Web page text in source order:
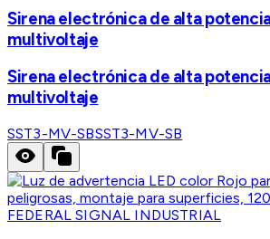
Sirena electrónica de alta
multivoltaje
Sirena electrónica de alta
multivoltaje
SST3-MV-SBSST3-MV-SB
FEDERAL SIGNAL INDUSTRIAL